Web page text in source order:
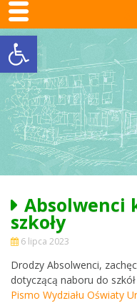
Otwórz pasek narzędzi
Skip
content
Absolwenci
szkoły
6 lipca 2023
Drodzy Absolwenci,
dotyczącą naboru do
Pismo Wydziału Oświaty